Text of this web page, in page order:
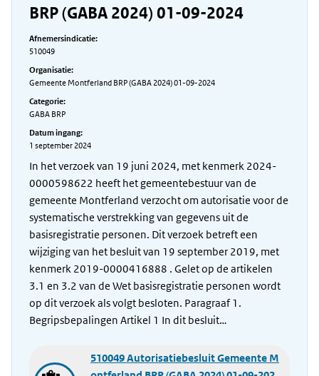
BRP (GABA 2024) 01-09-2024
Afnemersindicatie:
510049
Organisatie:
Gemeente Montferland BRP (GABA 2024) 01-09-2024
Categorie:
GABA BRP
Datum ingang:
1 september 2024
In het verzoek van 19 juni 2024, met kenmerk 2024-
0000598622 heeft het gemeentebestuur van de
gemeente Montferland verzocht om autorisatie voor de
systematische verstrekking van gegevens uit de
basisregistratie personen. Dit verzoek betreft een
wijziging van het besluit van 19 september 2019, met
kenmerk 2019-0000416888 . Gelet op de artikelen
3.1 en 3.2 van de Wet basisregistratie personen wordt
op dit verzoek als volgt besloten. Paragraaf 1.
Begripsbepalingen Artikel 1 In dit besluit…
510049 Autorisatiebesluit Gemeente M